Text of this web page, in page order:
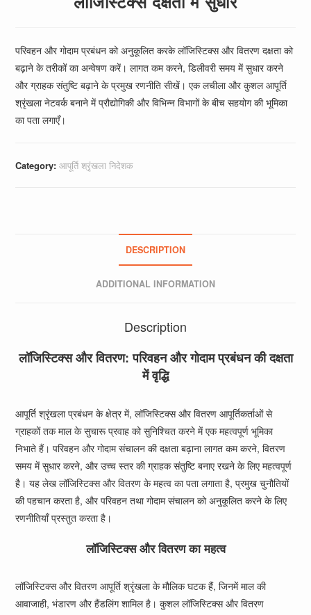
परिवहन और गोदाम प्रबंधन को अनुकूलित करके लॉजिस्टिक्स और वितरण दक्षता को
बढ़ाने के तरीकों का अन्वेषण करें। लागत कम करने, डिलीवरी समय में सुधार करने
और ग्राहक संतुष्टि बढ़ाने के प्रमुख रणनीति सीखें। एक लचीला और कुशल आपूर्ति
श्रृंखला नेटवर्क बनाने में प्रौद्योगिकी और विभिन्न विभागों के बीच सहयोग की भूमिका
का पता लगाएँ।
Category:आपूर्ति श्रृंखला निदेशक
DESCRIPTION
ADDITIONAL INFORMATION
Description
लॉजिस्टिक्स और वितरण: परिवहन और गोदाम प्रबंधन की दक्षता
में वृद्धि
आपूर्ति श्रृंखला प्रबंधन के क्षेत्र में, लॉजिस्टिक्स और वितरण आपूर्तिकर्ताओं से
ग्राहकों तक माल के सुचारू प्रवाह को सुनिश्चित करने में एक महत्वपूर्ण भूमिका
निभाते हैं। परिवहन और गोदाम संचालन की दक्षता बढ़ाना लागत कम करने, वितरण
समय में सुधार करने, और उच्च स्तर की ग्राहक संतुष्टि बनाए रखने के लिए महत्वपूर्ण
है। यह लेख लॉजिस्टिक्स और वितरण के महत्व का पता लगाता है, प्रमुख चुनौतियों
की पहचान करता है, और परिवहन तथा गोदाम संचालन को अनुकूलित करने के लिए
रणनीतियाँ प्रस्तुत करता है।
लॉजिस्टिक्स और वितरण का महत्व
लॉजिस्टिक्स और वितरण आपूर्ति श्रृंखला के मौलिक घटक हैं, जिनमें माल की
आवाजाही, भंडारण और हैंडलिंग शामिल है। कुशल लॉजिस्टिक्स और वितरण